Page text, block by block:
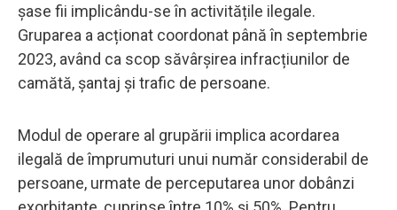
șase fii implicându-se în activitățile ilegale.
Gruparea a acționat coordonat până în septembrie
2023, având ca scop săvârșirea infracțiunilor de
camătă, șantaj și trafic de persoane.
Modul de operare al grupării implica acordarea
ilegală de împrumuturi unui număr considerabil de
persoane, urmate de perceputarea unor dobânzi